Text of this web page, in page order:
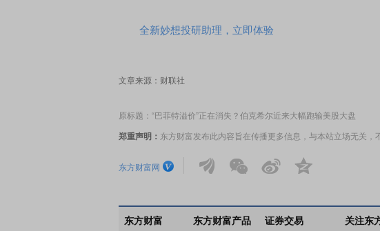
全新妙想投研助理，立即体验
文章来源：财联社
原标题：“巴菲特溢价”正在消失？伯克希尔近来大幅跑输美股大盘
郑重声明： 东方财富发布此内容旨在传播更多信息，与本站立场无关，
东方财富网
东方财富 东方财富产品 证券交易 关注东